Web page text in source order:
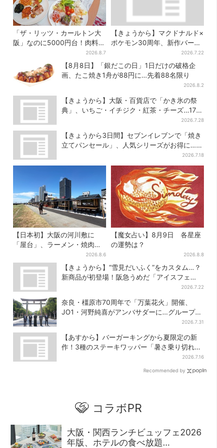
「ザ・リッツ・カールトン大
阪」なのに5000円台！肉料
理、スイーツ、パンまで…約
50種類が食べ放題
2026.8.7
【きょうから】マクドナルド×
ポケモン30周年、新作バーガ
ー5品が登場！朝・夜限定メニ
ューも
2026.7.22
【8月8日】「銀だこの日」1日だけの破格企
画、たこ焼き1舟が88円に…先着88名限り
2026.8.2
【きょうから】大阪・百貨店で「かき氷の祭
典」、いちご・イチジク・紅茶・チーズ…17店
2026.7.28
【きょうから3日間】セブンイレブンで「焼き
立てパンセール」、人気シリーズがお得に…チ
2026.7.18
【日本初】大阪の河川敷に
「屋台」、ラーメン・焼肉・
しゃぶしゃぶ・カフェまで…
22店舗がオープン
2026.8.6
【魔女占い】8月9日 各星座
の運勢は？
2026.8.8
【きょうから】“雪見だいふく”をカスタム…？
新商品が初登場！阪急うめだ「アイスフェ
2026.7.22
奈良・橿原市70周年で「万葉花火」開催、
JO1・河野純喜がアンバサダーに…グループ楽
2026.7.31
【あすから】バーガーキングから夏限定の新
作！3種のステーキワッパー「暑さ乗り切れそ
2026.7.16
Recommended by
コラボPR
大阪・関西ランチビュッフェ2026
年版、ホテルの食べ放題…